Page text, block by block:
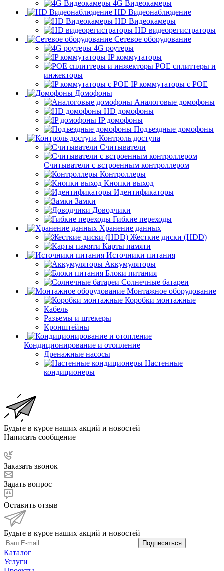
4G Видеокамеры
HD Видеонаблюдение
HD Видеокамеры
HD видеорегистраторы
Сетевое оборудование
4G роутеры
IP коммутаторы
POE сплиттеры и
инжекторы
IP коммутаторы с POE
Домофоны
Аналоговые домофоны
HD домофоны
IP домофоны
Подъездные домофоны
Контроль доступа
Считыватели
Считыватели с встроенным контроллером
Контроллеры
Кнопки выход
Идентификаторы
Замки
Доводчики
Гибкие переходы
Хранение данных
Жесткие диски (HDD)
Карты памяти
Источники питания
Аккумуляторы
Блоки питания
Солнечные батареи
Монтажное оборудование
Коробки монтажные
Кабель
Разъемы и штекеры
Кронштейны
Кондиционирование и отопление
Дренажные насосы
Настенные
кондиционеры
Будьте в курсе наших акций и новостей
Написать сообщение
Заказать звонок
Задать вопрос
Оставить отзыв
Будьте в курсе наших акций и новостей
Подписаться
Каталог
Услуги